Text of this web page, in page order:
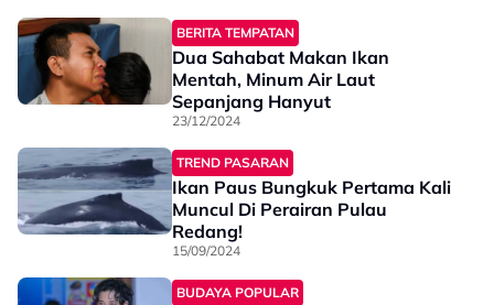
BERITA TEMPATAN
Dua Sahabat Makan Ikan
Mentah, Minum Air Laut
Sepanjang Hanyut
23/12/2024
TREND PASARAN
Ikan Paus Bungkuk Pertama Kali
Muncul Di Perairan Pulau
Redang!
15/09/2024
BUDAYA POPULAR